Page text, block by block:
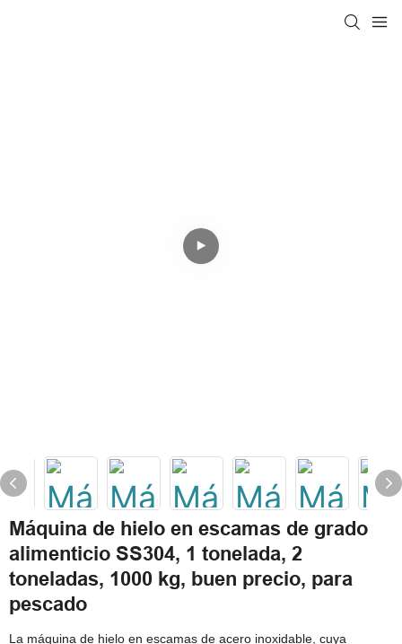
Máquina de hielo en escamas de grado
alimenticio SS304, 1 tonelada, 2
toneladas, 1000 kg, buen precio, para
pescado
La máquina de hielo en escamas de acero inoxidable, cuya